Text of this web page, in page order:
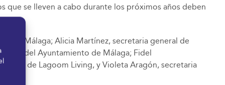
se lleven a cabo durante los próximos años deben
de Málaga; Alicia Martínez, secretaria general de
del Ayuntamiento de Málaga; Fidel
de Lagoom Living, y Violeta Aragón, secretaria